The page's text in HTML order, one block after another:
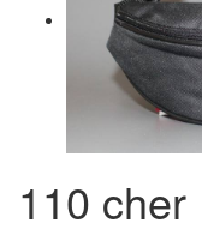
110 cher